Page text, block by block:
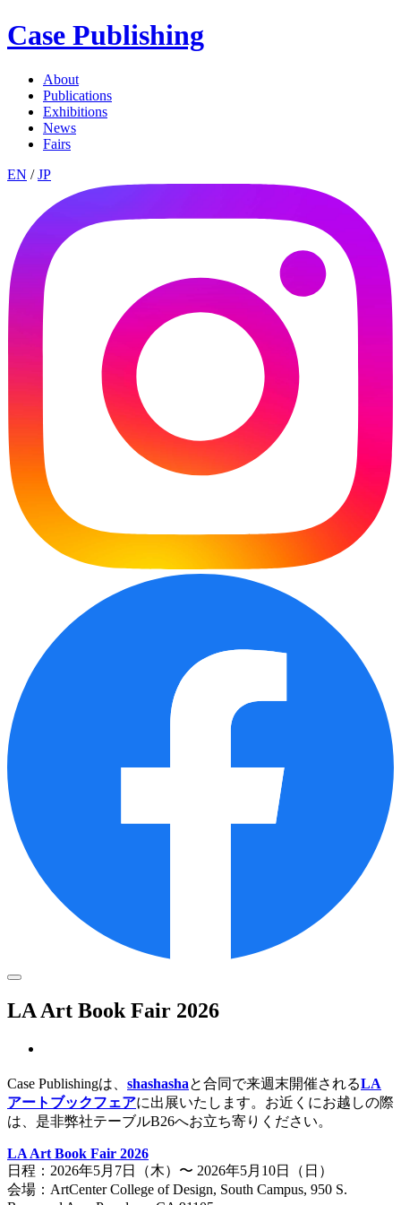
Case Publishing
About
Publications
Exhibitions
News
Fairs
EN /JP
LA Art Book Fair 2026
Case Publishingは、 shashashaと合同で来週末開催されるLA
アートブックフェアに出展いたします。お近くにお越しの際
は、是非弊社テーブルB26へお立ち寄りください。
LA Art Book Fair 2026
日程：2026年5月7日（木）〜 2026年5月10日（日）
会場：ArtCenter College of Design, South Campus, 950 S.